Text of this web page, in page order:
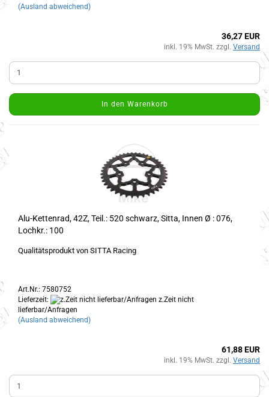
(Ausland abweichend)
36,27 EUR
inkl. 19% MwSt. zzgl. Versand
In den Warenkorb
Alu-Kettenrad, 42Z, Teil.: 520 schwarz, Sitta, Innen Ø : 076,
Lochkr.: 100
Qualitätsprodukt von SITTA Racing
Art.Nr.: 7580752
Lieferzeit:
z.Zeit nicht
lieferbar/Anfragen
(Ausland abweichend)
61,88 EUR
inkl. 19% MwSt. zzgl. Versand